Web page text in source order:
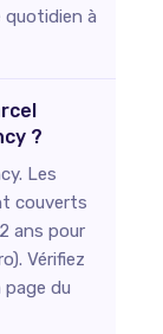
quotidien à
?
Les
couverts
ans pour
Vérifiez
page du